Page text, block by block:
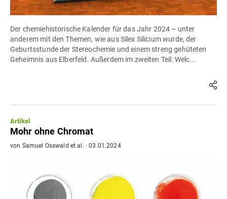
Der chemiehistorische Kalender für das Jahr 2024 – unter
anderem mit den Themen, wie aus Silex Silicium wurde, der
Geburtsstunde der Stereochemie und einem streng gehüteten
Geheimnis aus Elberfeld. Außerdem im zweiten Teil: Welc...
Artikel
Mohr ohne Chromat
von Samuel Osswald et al. ·03.01.2024